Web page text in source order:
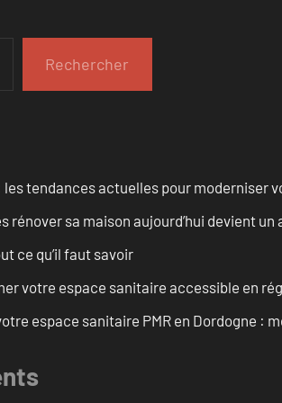
Rechercher
tendances actuelles pour moderniser
rénover sa maison aujourd’hui devient
ce qu’il faut savoir
votre espace sanitaire accessible en
espace sanitaire PMR en Dordogne :